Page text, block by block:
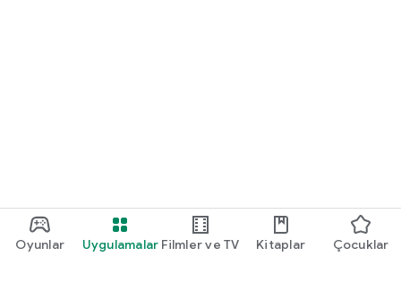
Oyunlar Uygulamalar Filmler ve TV Kitaplar Çocuklar